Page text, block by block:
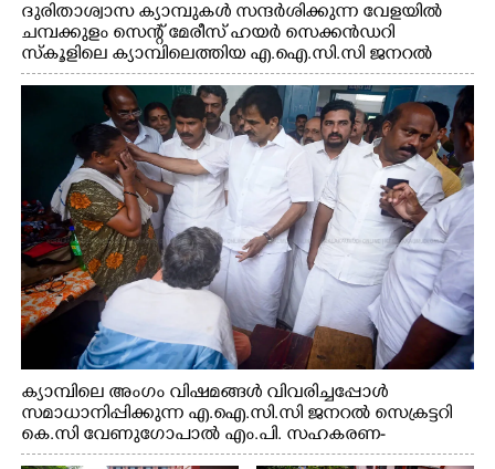
ദുരിതാശ്വാസ ക്യാമ്പുകൾ സന്ദർശിക്കുന്ന വേളയിൽ
ചമ്പക്കുളം സെന്റ് മേരീസ് ഹയർ സെക്കൻഡറി
സ്കൂളിലെ ക്യാമ്പിലെത്തിയ എ.ഐ.സി.സി ജനറൽ
സെക്രട്ടറി കെ.സി വേണുഗോപാൽ എം.പി കുരുന്നിനെ
എടുത്ത് ലാളിച്ചപ്പോൾ. സഹകരണ-എക്സൈസ്
വകുപ്പ് മന്ത്രി എം. ലിജു, കൃഷിവകുപ്പ് മന്ത്രി ടി. സിദ്ദിഖ്,
റെജി ചെറിയാൻ എം. എൽ. എ എന്നിവർ സമീപം
ക്യാമ്പിലെ അംഗം വിഷമങ്ങൾ വിവരിച്ചപ്പോൾ
സമാധാനിപ്പിക്കുന്ന എ.ഐ.സി.സി ജനറൽ സെക്രട്ടറി
കെ.സി വേണുഗോപാൽ എം.പി. സഹകരണ-
എക്സൈസ് വകുപ്പ് മന്ത്രി എം. ലിജു, എന്നിവർ